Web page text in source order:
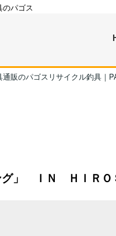
のパゴス
販のパゴスリサイクル釣具｜
グ」 ＩＮ ＨＩＲ